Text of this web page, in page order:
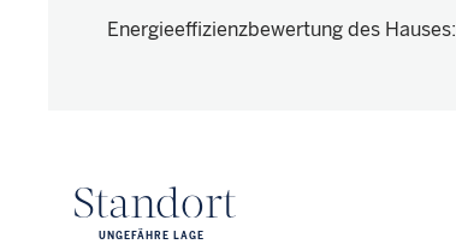
Energieeffizienzbewertung des Hauses:
Standort
UNGEFÄHRE LAGE